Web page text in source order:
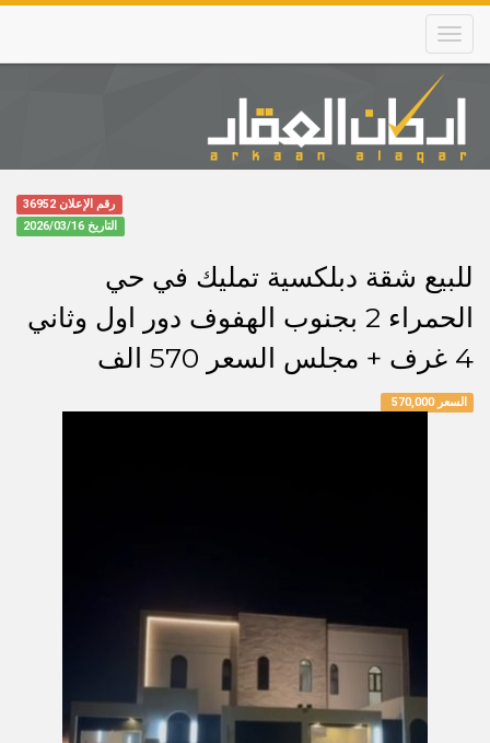
Skip
main
content
Main
navigation
رقم الإعلان 36952
التاريخ 2026/03/16
للبيع شقة دبلكسية تمليك في حي
الحمراء 2 بجنوب الهفوف دور اول وثاني
4 غرف + مجلس السعر 570 الف
السعر 570,000